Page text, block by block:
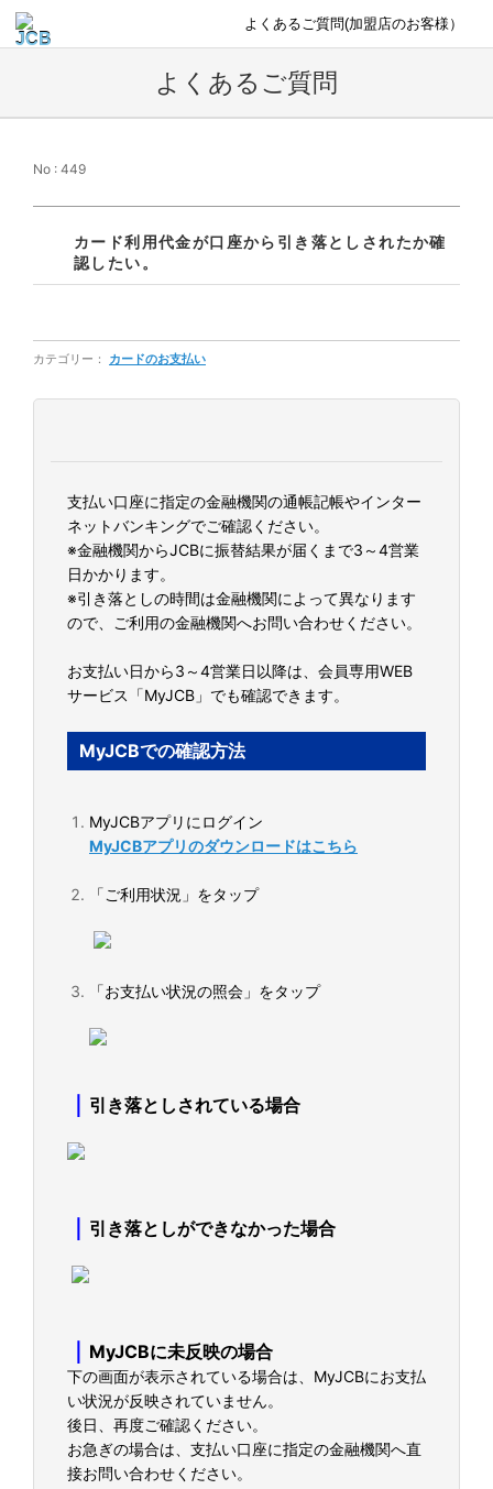
よくあるご質問(加盟店のお客様）
よくあるご質問
No : 449
カード利用代金が口座から引き落としされたか確
認したい。
カテゴリー： カードのお支払い
支払い口座に指定の金融機関の通帳記帳やインター
ネットバンキングでご確認ください。
※金融機関からJCBに振替結果が届くまで3～4営業
日かかります。
※引き落としの時間は金融機関によって異なります
ので、ご利用の金融機関へお問い合わせください。
お支払い日から3～4営業日以降は、会員専用WEB
サービス「MyJCB」でも確認できます。
MyJCBでの確認方法
MyJCBアプリにログイン
MyJCBアプリのダウンロードはこちら
「ご利用状況」をタップ
「お支払い状況の照会」をタップ
｜ 引き落としされている場合
｜ 引き落としができなかった場合
｜ MyJCBに未反映の場合
下の画面が表示されている場合は、MyJCBにお支払
い状況が反映されていません。
後日、再度ご確認ください。
お急ぎの場合は、支払い口座に指定の金融機関へ直
接お問い合わせください。